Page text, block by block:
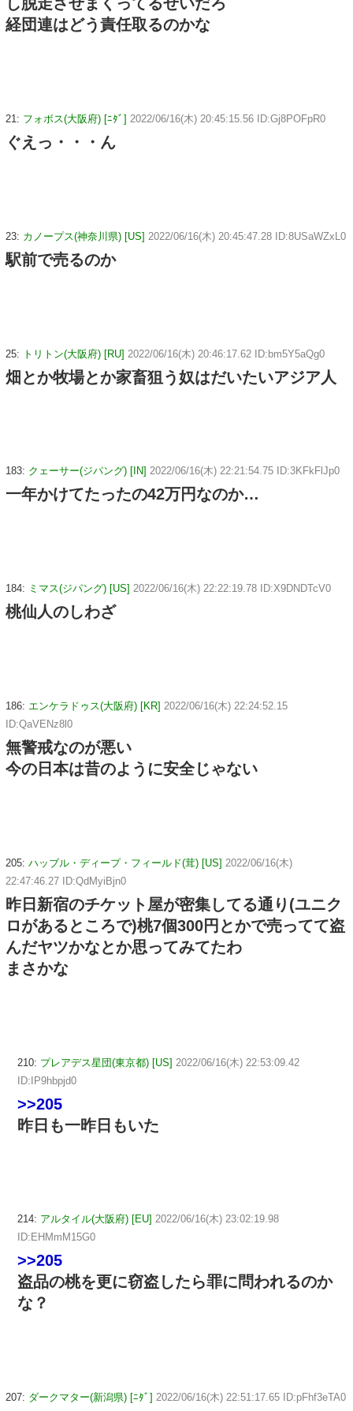
経団連はどう責任取るのかな
21: フォボス(大阪府) [ﾆﾀﾞ] 2022/06/16(木) 20:45:15.56 ID:Gj8POFpR0
ぐえっ・・・ん
23: カノープス(神奈川県) [US] 2022/06/16(木) 20:45:47.28 ID:8USaWZxL0
駅前で売るのか
25: トリトン(大阪府) [RU] 2022/06/16(木) 20:46:17.62 ID:bm5Y5aQg0
畑とか牧場とか家畜狙う奴はだいたいアジア人
183: クェーサー(ジパング) [IN] 2022/06/16(木) 22:21:54.75 ID:3KFkFlJp0
一年かけてたったの42万円なのか…
184: ミマス(ジパング) [US] 2022/06/16(木) 22:22:19.78 ID:X9DNDTcV0
桃仙人のしわざ
186: エンケラドゥス(大阪府) [KR] 2022/06/16(木) 22:24:52.15
ID:QaVENz8l0
無警戒なのが悪い
今の日本は昔のように安全じゃない
205: ハッブル・ディープ・フィールド(茸) [US] 2022/06/16(木)
22:47:46.27 ID:QdMyiBjn0
昨日新宿のチケット屋が密集してる通り(ユニク
ロがあるところで)桃7個300円とかで売ってて盗
んだヤツかなとか思ってみてたわ
まさかな
210: プレアデス星団(東京都) [US] 2022/06/16(木) 22:53:09.42
ID:IP9hbpjd0
>>205
昨日も一昨日もいた
214: アルタイル(大阪府) [EU] 2022/06/16(木) 23:02:19.98
ID:EHMmM15G0
>>205
盗品の桃を更に窃盗したら罪に問われるのか
な？
207: ダークマター(新潟県) [ﾆﾀﾞ] 2022/06/16(木) 22:51:17.65 ID:pFhf3eTA0